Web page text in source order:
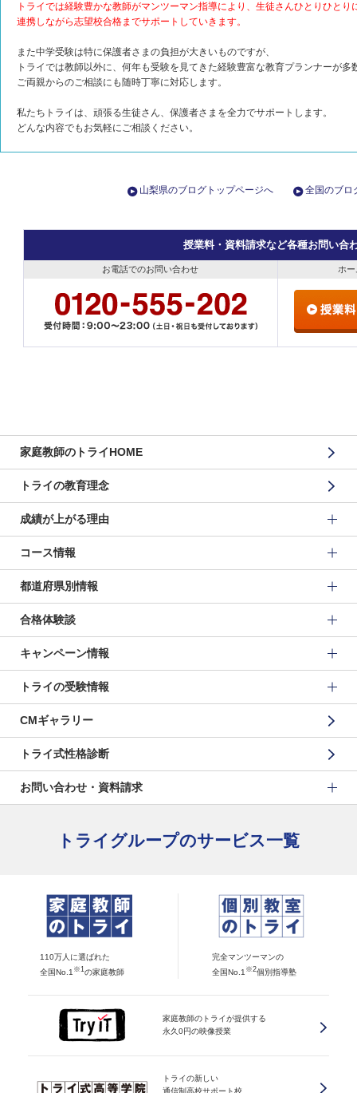
トライでは経験豊かな教師がマンツーマン指導により、生徒さんひとりひと
連携しながら志望校合格までサポートしていきます。
また中学受験は特に保護者さまの負担が大きいものですが、
トライでは教師以外に、何年も受験を見てきた経験豊富な教育プランナーが多
ご両親からのご相談にも随時丁寧に対応します。
私たちトライは、頑張る生徒さん、保護者さまを全力でサポートします。
どんな内容でもお気軽にご相談ください。
山梨県のブログトップページへ 全国のブロ
授業料・資料請求など各種お問い合
お電話でのお問い合わせ ホ
家庭教師のトライHOME
トライの教育理念
成績が上がる理由
コース情報
都道府県別情報
合格体験談
キャンペーン情報
トライの受験情報
CMギャラリー
トライ式性格診断
お問い合わせ・資料請求
トライグループのサービス一覧
110万人に選ばれた
全国No.1 ※1 の家庭教師
完全マンツーマンの
全国No.1 ※2個別指導塾
家庭教師のトライが提供する
永久0円の映像授業
トライの新しい